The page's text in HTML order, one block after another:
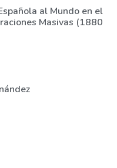
al Mundo en el
Masivas (1880